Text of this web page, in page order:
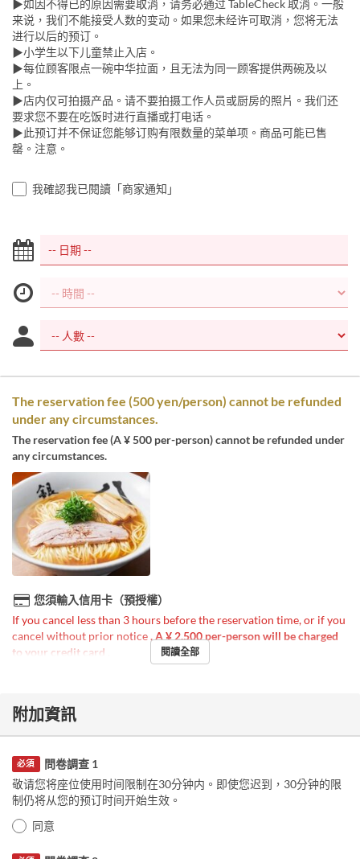
▶如因不得已的原因需要取消，请务必通过 TableCheck 取消。一般
来说，我们不能接受人数的变动。如果您未经许可取消，您将无法
进行以后的预订。
▶小学生以下儿童禁止入店。
▶每位顾客限点一碗中华拉面，且无法为同一顾客提供两碗及以
上。
▶店内仅可拍摄产品。请不要拍摄工作人员或厨房的照片。我们还
要求您不要在吃饭时进行直播或打电话。
▶此预订并不保证您能够订购有限数量的菜单项。商品可能已售
罄。注意。
我確認我已閱讀「商家通知」
The reservation fee (500 yen/person) cannot be refunded
under any circumstances.
The reservation fee (A ¥ 500 per-person) cannot be refunded under
any circumstances.
您須輸入信用卡（預授權）
If you cancel less than 3 hours before the reservation time, or if you
cancel without prior notice, A ¥ 2,500 per-person will be charged
to your credit card
閱讀全部
附加資訊
問卷調查 1
必須
敬请您将座位使用时间限制在30分钟内。即使您迟到，30分钟的限
制仍将从您的预订时间开始生效。
同意